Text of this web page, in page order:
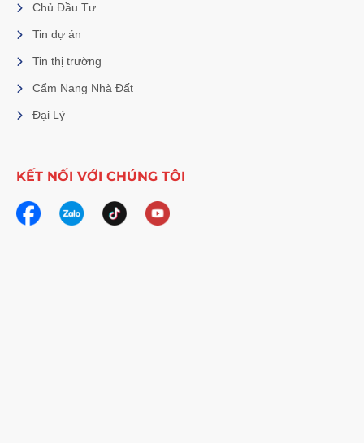
Chủ Đầu Tư
Tin dự án
Tin thị trường
Cẩm Nang Nhà Đất
Đại Lý
KẾT NỐI VỚI CHÚNG TÔI